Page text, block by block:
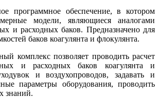
программное обеспечение, в котором
модели, являющиеся аналогами
и расходных баков. Предназначено для
баков коагулянта и флокулянта.
комплекс позволяет проводить расчет
и расходных баков коагулянта и
и воздухопроводов, задавать и
параметры оборудования, проводить
знаний.